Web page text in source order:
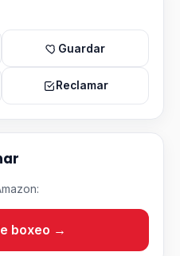
Guardar
Reclamar
boxeo →